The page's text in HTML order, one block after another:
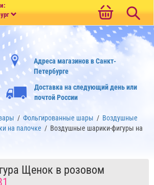
Адреса магазинов в Санкт-
Петербурге
Доставка на следующий день или
почтой России
/ Фольгированные шары / Воздушные
на палочке / Воздушные шарики-фигуры на
Щенок в розовом